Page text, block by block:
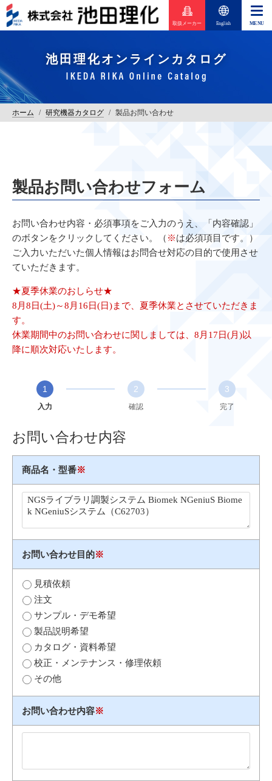
取扱メーカー English
池田理化オンラインカタログ
ホーム / 研究機器カタログ / 製品お問い合わせ
製品お問い合わせフォーム
お問い合わせ内容・必須事項をご入力のうえ、「内容確認」
のボタンをクリックしてください。（ ※は必須項目です。）
ご入力いただいた個人情報はお問合せ対応の目的で使用させ
ていただきます。
★夏季休業のおしらせ★
8月8日(土)～8月16日(日)まで、夏季休業とさせていただきま
す。
休業期間中のお問い合わせに関しましては、8月17日(月)以
降に順次対応いたします。
1
入力
2
確認
3
完了
お問い合わせ内容
商品名・型番※
お問い合わせ目的※
見積依頼
注文
サンプル・デモ希望
製品説明希望
カタログ・資料希望
校正・メンテナンス・修理依頼
その他
お問い合わせ内容※